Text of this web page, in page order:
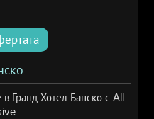
Гранд Хотел Банско с All